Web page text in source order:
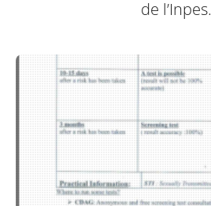
de l’Inpes.